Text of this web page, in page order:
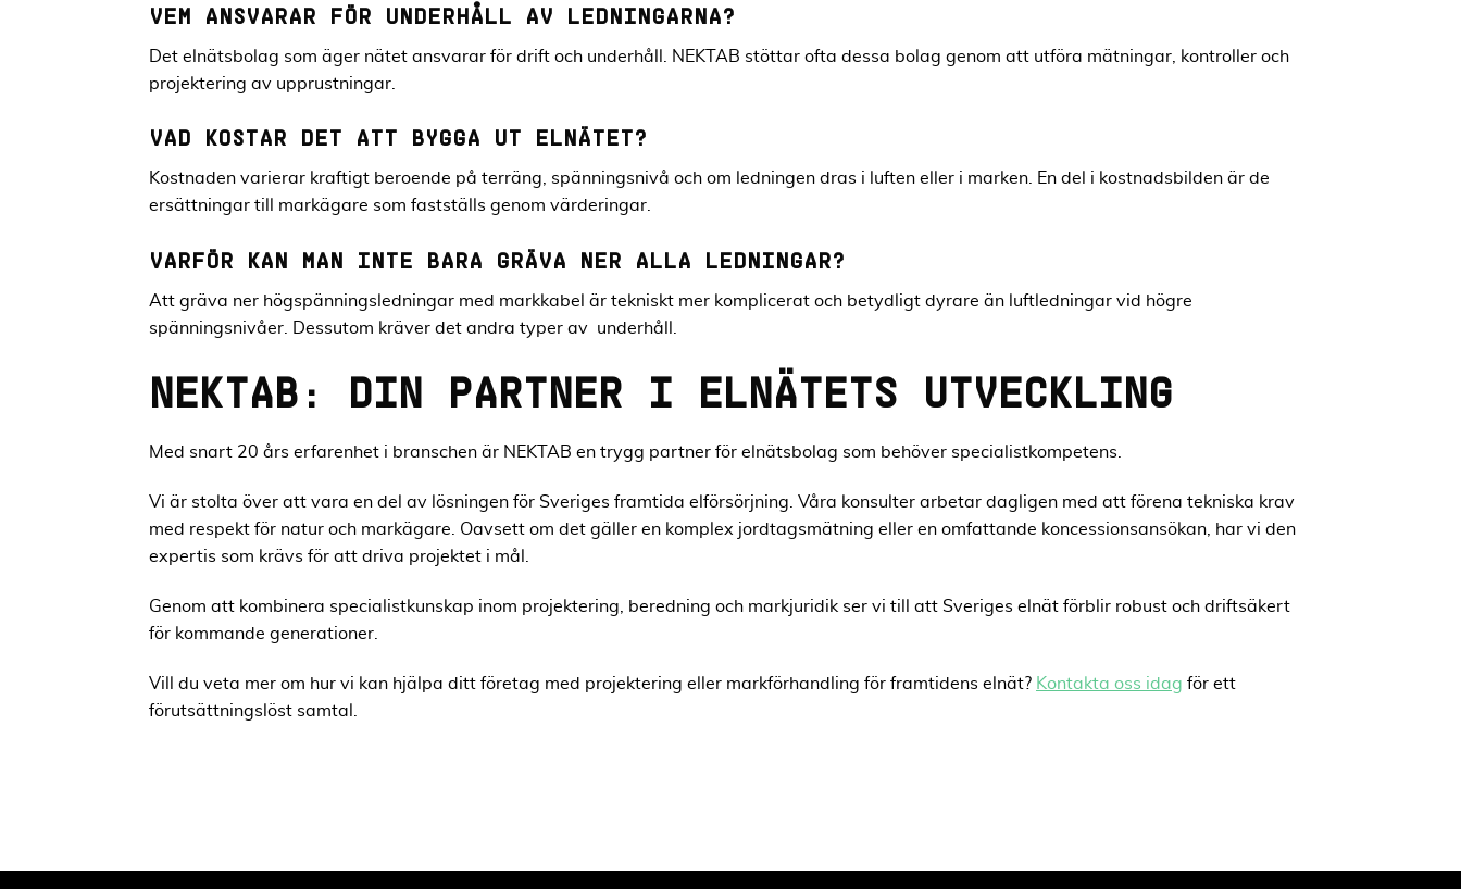
VEM ANSVARAR FÖR UNDERHÅLL AV LEDNINGARNA?
Det elnätsbolag som äger nätet ansvarar för drift och underhåll. NEKTAB stöttar ofta dessa bolag genom att utföra mätningar, kontroller och
projektering av upprustningar.
VAD KOSTAR DET ATT BYGGA UT ELNÄTET?
Kostnaden varierar kraftigt beroende på terräng, spänningsnivå och om ledningen dras i luften eller i marken. En del i kostnadsbilden är de
ersättningar till markägare som fastställs genom värderingar.
VARFÖR KAN MAN INTE BARA GRÄVA NER ALLA LEDNINGAR?
Att gräva ner högspänningsledningar med markkabel är tekniskt mer komplicerat och betydligt dyrare än luftledningar vid högre
spänningsnivåer. Dessutom kräver det andra typer av underhåll.
NEKTAB: DIN PARTNER I ELNÄTETS UTVECKLING
Med snart 20 års erfarenhet i branschen är NEKTAB en trygg partner för elnätsbolag som behöver specialistkompetens.
Vi är stolta över att vara en del av lösningen för Sveriges framtida elförsörjning. Våra konsulter arbetar dagligen med att förena tekniska krav
med respekt för natur och markägare. Oavsett om det gäller en komplex jordtagsmätning eller en omfattande koncessionsansökan, har vi den
expertis som krävs för att driva projektet i mål.
Genom att kombinera specialistkunskap inom projektering, beredning och markjuridik ser vi till att Sveriges elnät förblir robust och driftsäkert
för kommande generationer.
Vill du veta mer om hur vi kan hjälpa ditt företag med projektering eller markförhandling för framtidens elnät? Kontakta oss idag för ett
förutsättningslöst samtal.